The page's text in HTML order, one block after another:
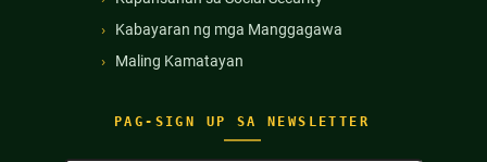
PAG-SIGN UP SA NEWSLETTER
Kabayaran ng mga Manggagawa
Maling Kamatayan